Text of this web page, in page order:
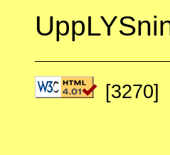
[3270]